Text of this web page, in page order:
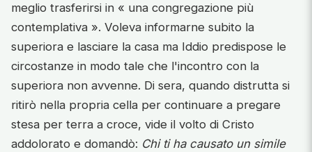
meglio trasferirsi in « una congregazione più
contemplativa ». Voleva informarne subito la
superiora e lasciare la casa ma Iddio predispose le
circostanze in modo tale che l'incontro con la
superiora non avvenne. Di sera, quando distrutta si
ritirò nella propria cella per continuare a pregare
stesa per terra a croce, vide il volto di Cristo
addolorato e domandò: Chi ti ha causato un simile